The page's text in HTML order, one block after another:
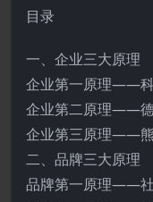
目录
一、企业三大原理
企业第一原理——
企业第二原理——
企业第三原理——
二、品牌三大原理
品牌第一原理——